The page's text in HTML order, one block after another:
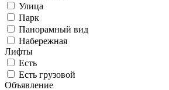
Улица
Парк
Панорамный вид
Набережная
Лифты
Есть
Есть грузовой
Объявление